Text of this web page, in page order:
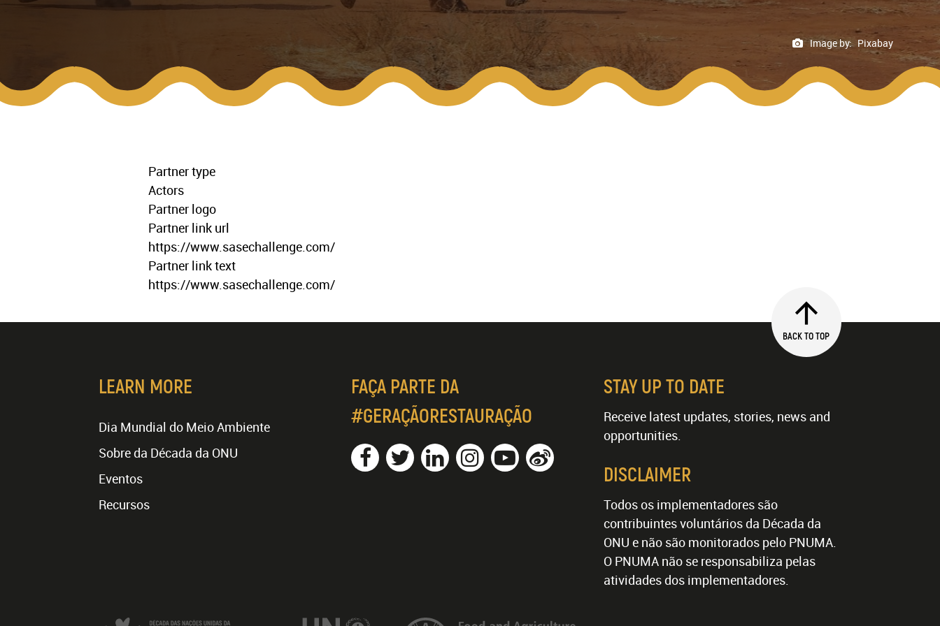
Image by: Pixabay
Partner type
Actors
Partner logo
Partner link url
https://www.sasechallenge.com/
Partner link text
https://www.sasechallenge.com/
BACK TO TOP
LEARN MORE
Dia Mundial do Meio Ambiente
Sobre da Década da ONU
Eventos
Recursos
FAÇA PARTE DA
#GERAÇÃORESTAURAÇÃO
STAY UP TO DATE
Receive latest updates, stories, news and
opportunities.
DISCLAIMER
Todos os implementadores são
contribuintes voluntários da Década da
ONU e não são monitorados pelo PNUMA.
O PNUMA não se responsabiliza pelas
atividades dos implementadores.